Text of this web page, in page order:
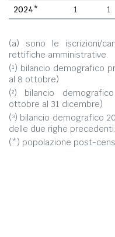
2024*
1 1
(a) sono le iscrizioni/
rettifiche amministrative.
(¹) bilancio demografico
al 8 ottobre)
(²) bilancio
ottobre al 31 dicembre)
(³) bilancio demografico
delle due righe precedenti.
(*) popolazione post-